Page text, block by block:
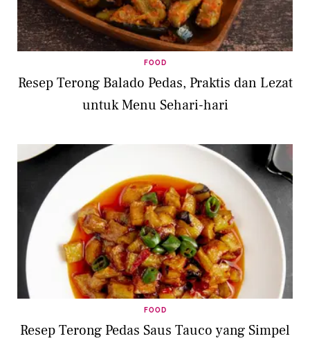
FOOD
Resep Terong Balado Pedas, Praktis dan Lezat
untuk Menu Sehari-hari
FOOD
Resep Terong Pedas Saus Tauco yang Simpel